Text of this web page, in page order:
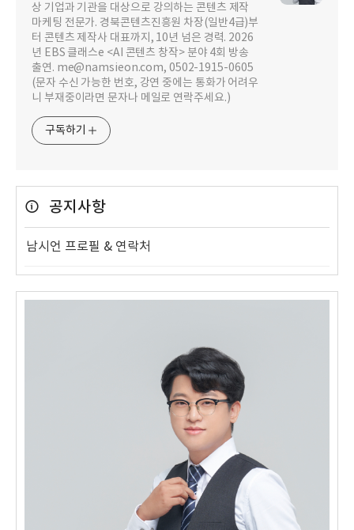
상 기업과 기관을 대상으로 강의하는 콘텐츠 제작
마케팅 전문가. 경북콘텐츠진흥원 차장(일반4급)부
터 콘텐츠 제작사 대표까지, 10년 넘은 경력. 2026
년 EBS 클래스e <AI 콘텐츠 창작> 분야 4회 방송
출연. me@namsieon.com, 0502-1915-0605
(문자 수신 가능한 번호, 강연 중에는 통화가 어려우
니 부재중이라면 문자나 메일로 연락주세요.)
구독하기
공지사항
남시언 프로필 & 연락처